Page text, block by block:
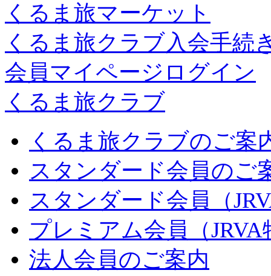
くるま旅マーケット
くるま旅クラブ入会手続
会員マイページログイン
くるま旅クラブ
くるま旅クラブのご案
スタンダード会員のご
スタンダード会員（
プレミアム会員（
法人会員のご案内